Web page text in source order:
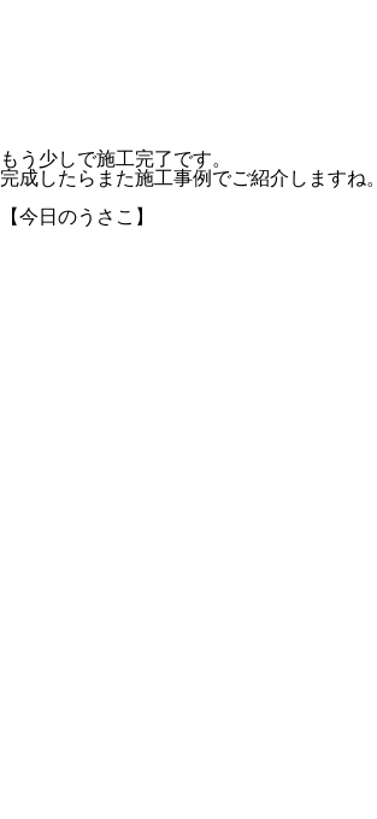
もう少しで施工完了です。
完成したらまた施工事例でご紹介しますね。
【今日のうさこ】